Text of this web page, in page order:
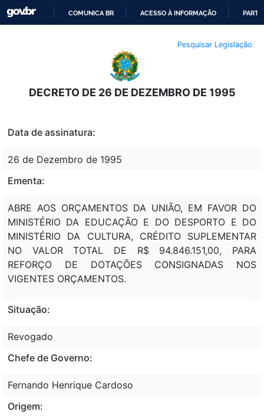
O
CONTEÚDO
COMUNICA BR ACESSO À INFORMAÇÃO
Pesquisar Legislação
DECRETO DE 26 DE DEZEMBRO DE 1995
Data de assinatura:
26 de Dezembro de 1995
Ementa:
ABRE AOS ORÇAMENTOS DA UNIÃO, EM FAVOR DO
MINISTÉRIO DA EDUCAÇÃO E DO DESPORTO E DO
MINISTÉRIO DA CULTURA, CRÉDITO SUPLEMENTAR
NO VALOR TOTAL DE R$ 94.846.151,00, PARA
REFORÇO DE DOTAÇÕES CONSIGNADAS NOS
VIGENTES ORÇAMENTOS.
Situação:
Revogado
Chefe de Governo:
Fernando Henrique Cardoso
Origem: